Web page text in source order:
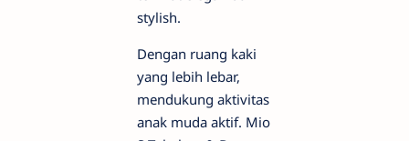
stylish.
Dengan ruang kaki
yang lebih lebar,
mendukung aktivitas
anak muda aktif. Mio